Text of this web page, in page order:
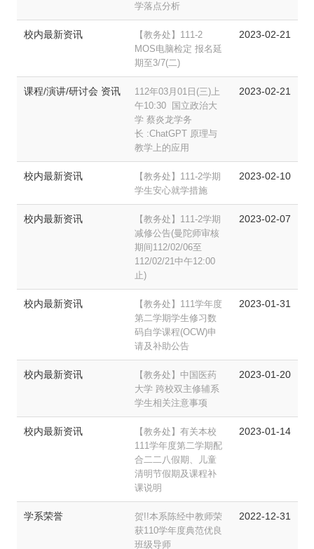
学落点分析
校内最新资讯
【教务处】111-2
MOS电脑检定 报名延
期至3/7(二)
2023-02-21
课程/演讲/研讨会 资讯
112年03月01日(三)上
午10:30 国立政治大
学 蔡炎龙学务
长 :ChatGPT 原理与
教学上的应用
2023-02-21
校内最新资讯
【教务处】111-2学期
学生安心就学措施
2023-02-10
校内最新资讯
【教务处】111-2学期
减修公告(曼陀师审核
期间112/02/06至
112/02/21中午12:00
止)
2023-02-07
校内最新资讯
【教务处】111学年度
第二学期学生修习数
码自学课程(OCW)申
请及补助公告
2023-01-31
校内最新资讯
【教务处】中国医药
大学 跨校双主修辅系
学生相关注意事项
2023-01-20
校内最新资讯
【教务处】有关本校
111学年度第二学期配
合二二八假期、儿童
清明节假期及课程补
课说明
2023-01-14
学系荣誉
贺!!本系陈经中教师荣
获110学年度典范优良
班级导师
2022-12-31